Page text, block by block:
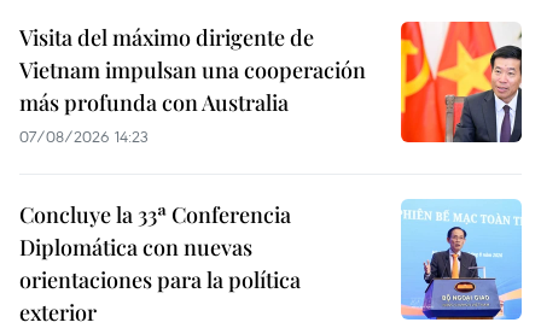
Visita del máximo dirigente de
Vietnam impulsan una cooperación
más profunda con Australia
07/08/2026 14:23
Concluye la 33ª Conferencia
Diplomática con nuevas
orientaciones para la política
exterior